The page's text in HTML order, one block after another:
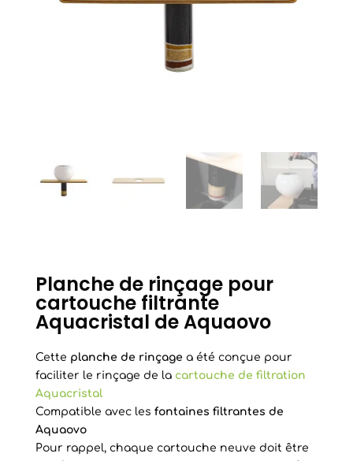
Planche de rinçage pour
cartouche filtrante
Aquacristal de Aquaovo
Cette planche de rinçage a été conçue pour
faciliter le rinçage de la cartouche de filtration
Aquacristal
Compatible avec les fontaines filtrantes de
Aquaovo
Pour rappel, chaque cartouche neuve doit être